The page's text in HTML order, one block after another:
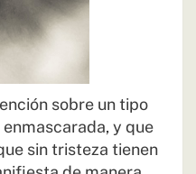
sobre un tipo
y que
sin tristeza tienen